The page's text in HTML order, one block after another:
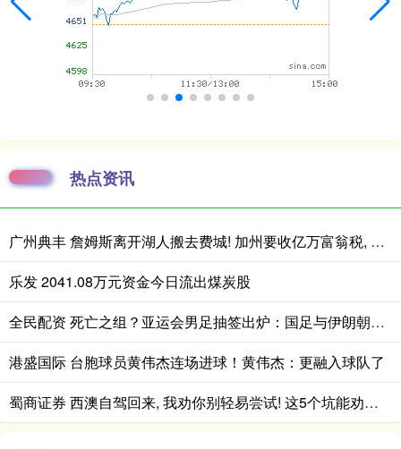
热点资讯
广州典丰 詹姆斯离开湖人搬去费城! 加州要收亿万富翁税, 搬走也白搭?
乐发 2041.08万元资金今日流出煤炭股
全民配资 死亡之组？亚运会男足抽签出炉：国足与伊朗朝鲜同组！将战阿联酋
港盛国际 台胞球员黄伟杰连场进球！黄伟杰：更融入球队了
蜀商证券 西澳自驾回来, 我劝你别轻易尝试! 这5个坑能劝退80%的人